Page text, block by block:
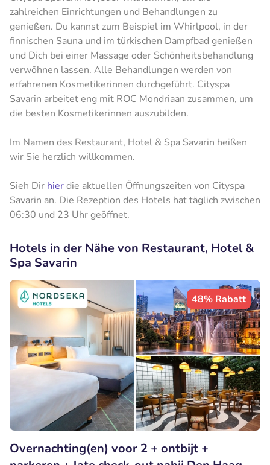
zahlreichen Einrichtungen und Behandlungen zu
genießen. Du kannst zum Beispiel im Whirlpool, in der
finnischen Sauna und im türkischen Dampfbad genießen
und Dich bei einer Massage oder Schönheitsbehandlung
verwöhnen lassen. Alle Behandlungen werden von
erfahrenen Kosmetikerinnen durchgeführt. Cityspa
Savarin arbeitet eng mit ROC Mondriaan zusammen, um
die besten Kosmetikerinnen auszubilden.
Im Namen des Restaurant, Hotel & Spa Savarin heißen
wir Sie herzlich willkommen.
Sieh Dir hierdie aktuellen Öffnungszeiten von Cityspa
Savarin an. Die Rezeption des Hotels hat täglich zwischen
06:30 und 23 Uhr geöffnet.
Hotels in der Nähe von Restaurant, Hotel &
Spa Savarin
48% Rabatt
Overnachting(en) voor 2 + ontbijt +